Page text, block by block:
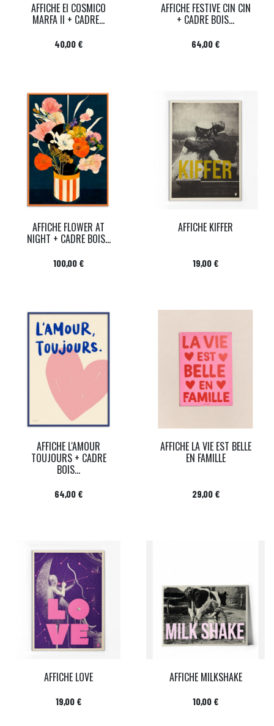
AFFICHE El COSMICO
MARFA II + CADRE...
Prix
40,00 €
AFFICHE FESTIVE CIN CIN
+ CADRE BOIS...
Prix
64,00 €
AFFICHE FLOWER AT
NIGHT + CADRE BOIS...
Prix
100,00 €
AFFICHE KIFFER
Prix
19,00 €
AFFICHE L'AMOUR
TOUJOURS + CADRE
BOIS...
Prix
64,00 €
AFFICHE LA VIE EST BELLE
EN FAMILLE
Prix
29,00 €
AFFICHE LOVE
Prix
19,00 €
AFFICHE MILKSHAKE
Prix
10,00 €